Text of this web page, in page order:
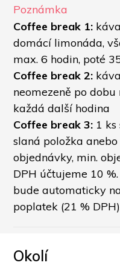
Poznámka
Coffee break 1:
domácí limonáda,
max. 6 hodin, poté
Coffee break 2:
neomezeně po
každá další hodina
Coffee break 3: 1
slaná položka
objednávky, min.
DPH účtujeme 10
bude automaticky
poplatek (21 %
Okolí